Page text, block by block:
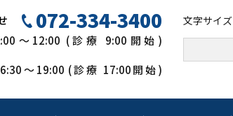
072-334-3400
～12:00 (診療 9:00開始)
～19:00 (診療 17:00開始)
文字サイズ